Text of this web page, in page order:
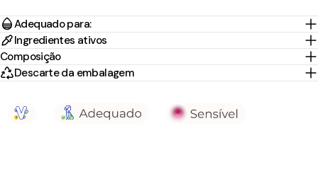
Adequado para:
Ingredientes ativos
Composição
Descarte da embalagem